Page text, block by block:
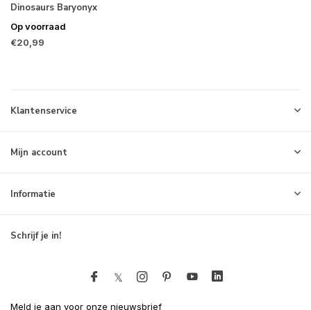
Dinosaurs Baryonyx
Op voorraad
€20,99
Klantenservice
Mijn account
Informatie
Schrijf je in!
Meld je aan voor onze nieuwsbrief